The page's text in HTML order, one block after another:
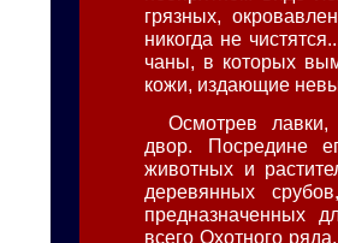
грязных,
никогда не
чаны, в которых
кожи, издающие
Осмотрев
двор. Посредине
животных и
деревянных
предназначенных
всего Охотного